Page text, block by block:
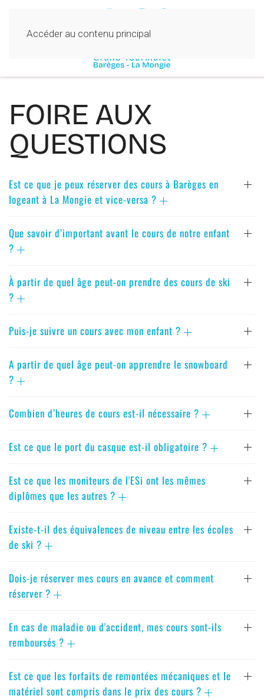
Accéder au contenu principal
FOIRE AUX
QUESTIONS
Est ce que je peux réserver des cours à Barèges en
logeant à La Mongie et vice-versa ?
Que savoir d’important avant le cours de notre enfant
?
À partir de quel âge peut-on prendre des cours de ski
?
Puis-je suivre un cours avec mon enfant ?
A partir de quel âge peut-on apprendre le snowboard
?
Combien d’heures de cours est-il nécessaire ?
Est ce que le port du casque est-il obligatoire ?
Est ce que les moniteurs de l'ESi ont les mêmes
diplômes que les autres ?
Existe-t-il des équivalences de niveau entre les écoles
de ski ?
Dois-je réserver mes cours en avance et comment
réserver ?
En cas de maladie ou d'accident, mes cours sont-ils
remboursés ?
Est ce que les forfaits de remontées mécaniques et le
matériel sont compris dans le prix des cours ?